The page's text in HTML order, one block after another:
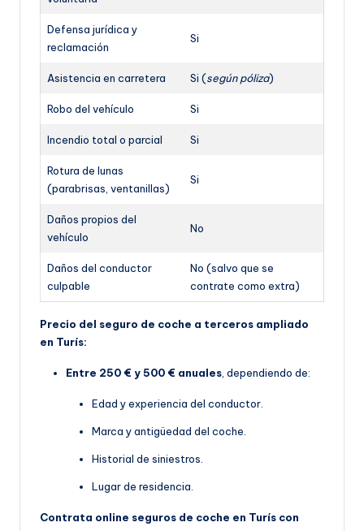
Defensa jurídica y
reclamación
Si
Asistencia en carretera Si (según póliza)
Robo del vehículo Si
Incendio total o parcial Si
Rotura de lunas
(parabrisas, ventanillas)
Si
Daños propios del
vehículo
No
Daños del conductor
culpable
No (salvo que se
contrate como extra)
Precio del seguro de coche a terceros ampliado
en Turís:
Entre 250 € y 500 € anuales , dependiendo de:
Edad y experiencia del conductor.
Marca y antigüedad del coche.
Historial de siniestros.
Lugar de residencia.
Contrata online seguros de coche en Turís con